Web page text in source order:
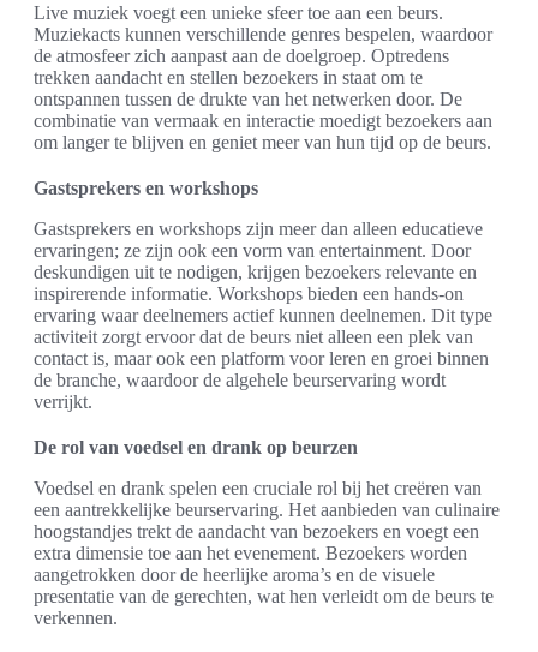
Live muziek voegt een unieke sfeer toe aan een beurs.
Muziekacts kunnen verschillende genres bespelen, waardoor
de atmosfeer zich aanpast aan de doelgroep. Optredens
trekken aandacht en stellen bezoekers in staat om te
ontspannen tussen de drukte van het netwerken door. De
combinatie van vermaak en interactie moedigt bezoekers aan
om langer te blijven en geniet meer van hun tijd op de beurs.
Gastsprekers en workshops
Gastsprekers en workshops zijn meer dan alleen educatieve
ervaringen; ze zijn ook een vorm van entertainment. Door
deskundigen uit te nodigen, krijgen bezoekers relevante en
inspirerende informatie. Workshops bieden een hands-on
ervaring waar deelnemers actief kunnen deelnemen. Dit type
activiteit zorgt ervoor dat de beurs niet alleen een plek van
contact is, maar ook een platform voor leren en groei binnen
de branche, waardoor de algehele beurservaring wordt
verrijkt.
De rol van voedsel en drank op beurzen
Voedsel en drank spelen een cruciale rol bij het creëren van
een aantrekkelijke beurservaring. Het aanbieden van culinaire
hoogstandjes trekt de aandacht van bezoekers en voegt een
extra dimensie toe aan het evenement. Bezoekers worden
aangetrokken door de heerlijke aroma’s en de visuele
presentatie van de gerechten, wat hen verleidt om de beurs te
verkennen.